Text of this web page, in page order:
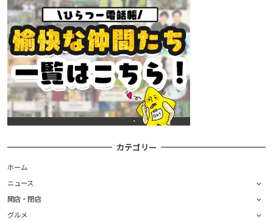
カテゴリー
ホーム
ニュース
開店・閉店
グルメ